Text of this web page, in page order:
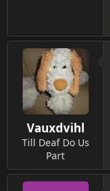
Vauxdvihl
Till Deaf Do Us
Part